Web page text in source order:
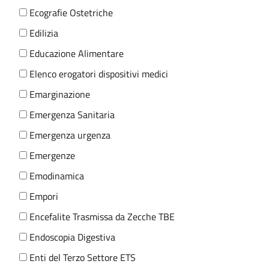
Ecografie Ostetriche
Edilizia
Educazione Alimentare
Elenco erogatori dispositivi medici
Emarginazione
Emergenza Sanitaria
Emergenza urgenza
Emergenze
Emodinamica
Empori
Encefalite Trasmissa da Zecche TBE
Endoscopia Digestiva
Enti del Terzo Settore ETS